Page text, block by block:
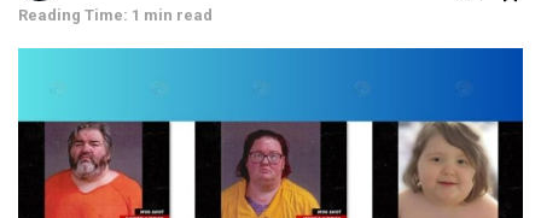
Reading Time: 1 min read